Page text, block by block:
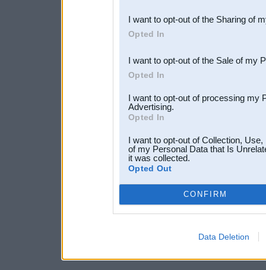
Downstream Participants
third parties.
I want to opt-out of the Sharing of
Opted In
I want to opt-out of the Sale of my
Opted In
I want to opt-out of processing my
Advertising.
Opted In
I want to opt-out of Collection,
of my Personal Data that Is
it was collected.
Opted Out
CONFIRM
Data Deletion